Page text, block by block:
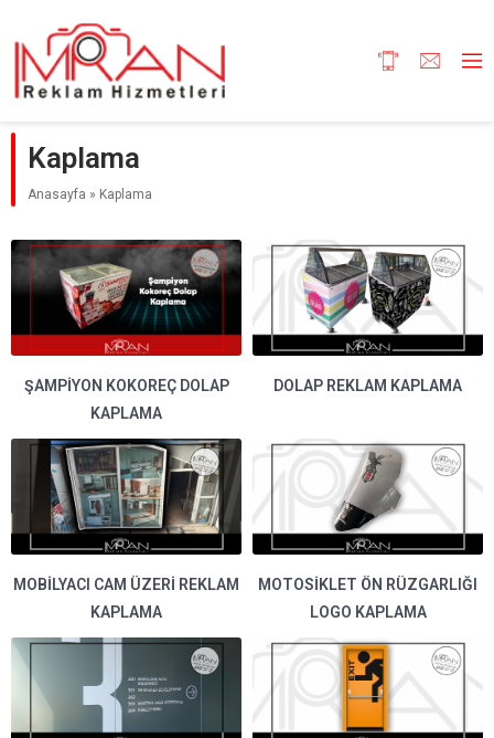
Kaplama
Anasayfa » Kaplama
ŞAMPIYON KOKOREÇ DOLAP
KAPLAMA
DOLAP REKLAM KAPLAMA
MOBILYACI CAM ÜZERI REKLAM
KAPLAMA
MOTOSIKLET ÖN RÜZGARLIĞI
LOGO KAPLAMA